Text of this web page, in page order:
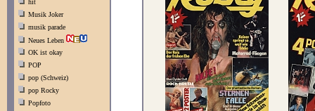
hit
Musik Joker
musik parade
Neues Leben
OK ist okay
POP
pop (Schweiz)
pop Rocky
Popfoto